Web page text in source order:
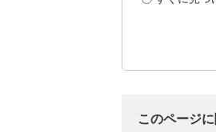
このページ